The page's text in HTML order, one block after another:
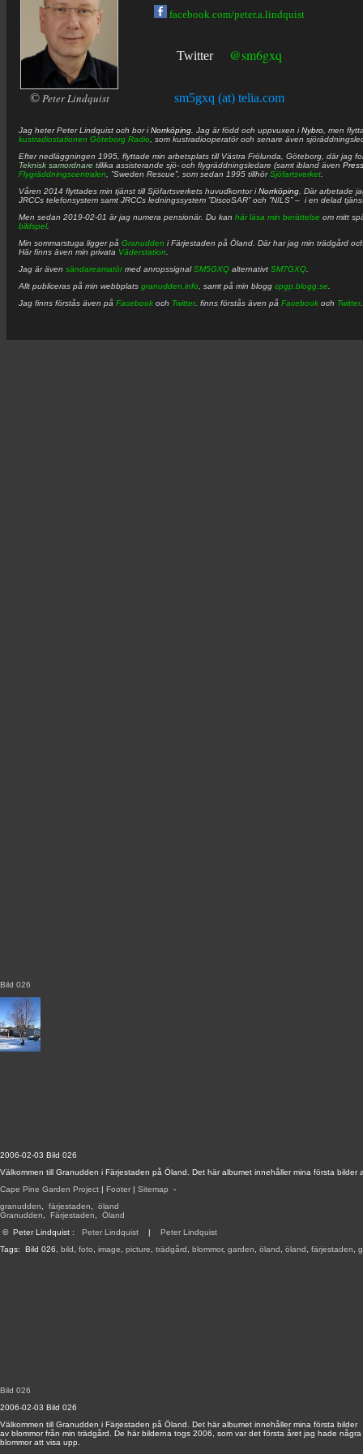
2006-02-03 Bild 026
Välkommen till Granudden i Färjestaden på Öland. Det här albumet innehåller mina första
Cape Pine Garden Project | Footer | Sitemap -
granudden
färjestaden
öland
Granudden
Färjestaden
Öland
© Peter Lindquist : Peter Lindquist | Peter Lindquist
Tags: Bild 026 bild foto image picture trädgård blommor, garden öland öland färjestaden
Bild 026
Bild 026
2006-02-03 Bild 026
Välkommen till Granudden i Färjestaden på Öland. Det här albumet innehåller mina första bilder
av blommor från min trädgård. De här bilderna togs 2006, som var det första året jag hade några
blommor att visa upp.
© Peter Lindquist
facebook.com/peter.a.lindquist
Twitter @sm6gxq
sm5gxq (at) telia.com
Jag heterPeter Lindquist och bor iNorrköping . Jag är född och uppvuxen iNybro , men
kustradiostationen Göteborg Radio , som kustradiooperatör och senare även
Efter nedläggningen 1995, flyttade min arbetsplats till Västra Frölunda, Göteborg, där jag
Teknisk samordnare tillika assisterande sjö- och flygräddningsledare (samt ibland även
Flygräddningscentralen , ”Sweden Rescue”, som sedan 1995 tillhörSjöfartsverket
Våren 2014 flyttades min tjänst till Sjöfartsverkets huvudkontor iNorrköping . Där arbetade
JRCCs telefonsystem samt JRCCs ledningssystem ”DiscoSAR” och ”NILS” – i en delad
Men sedan 2019-02-01 är jag numera pensionär. Du kan här läsa min berättelse om mitt
bildspel.
Min sommarstuga ligger på Granudden i Färjestaden på Öland. Där har jag min trädgård
Här finns även min privata Väderstation
Jag är även sändareamatörmed anropssignalSM5GXQ alternativt SM7GXQ
Allt publiceras på min webbplats granudden.info , samt på min blogg cpgp.blogg.se
Jag finns förstås även på Facebook och Twitter. finns förstås även på Facebook och Twitter.